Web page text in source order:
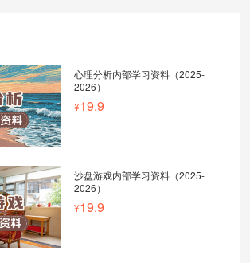
心理分析内部学习资料（2025-
2026）
19.9
沙盘游戏内部学习资料（2025-
2026）
19.9